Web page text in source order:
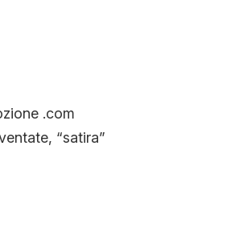
.com
“satira”